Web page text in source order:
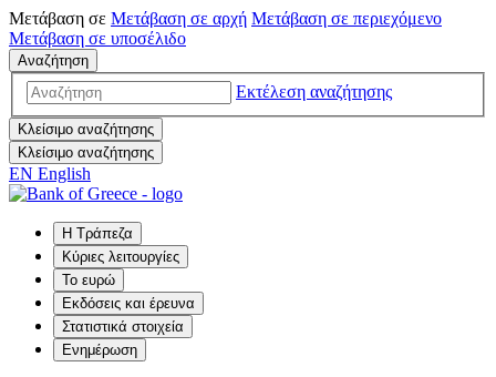
Μετάβαση σε Μετάβαση σε αρχή Μετάβαση σε περιεχόμενο
Μετάβαση σε υποσέλιδο
Αναζήτηση
Εκτέλεση αναζήτησης
Κλείσιμο αναζήτησης
Κλείσιμο αναζήτησης
EN English
Η Τράπεζα
Κύριες λειτουργίες
Το ευρώ
Εκδόσεις και έρευνα
Στατιστικά στοιχεία
Ενημέρωση